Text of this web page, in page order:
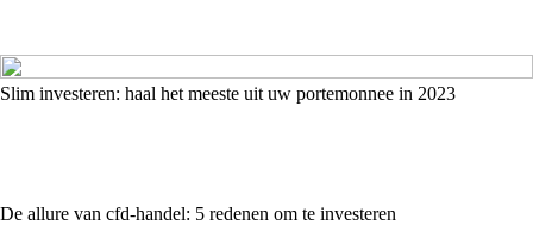
Slim investeren: haal het meeste uit uw portemonnee in 2023
De allure van cfd-handel: 5 redenen om te investeren